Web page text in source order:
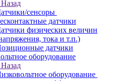
Назад
сенсоры
датчики
физических величин
тока и т.п.)
датчики
оборудование
Назад
оборудование